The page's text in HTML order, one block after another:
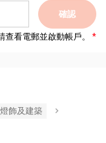
確認
看電郵並啟動帳戶。
飾及建築